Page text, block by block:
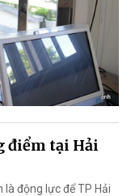
điểm tại Hải
động lực để TP Hải